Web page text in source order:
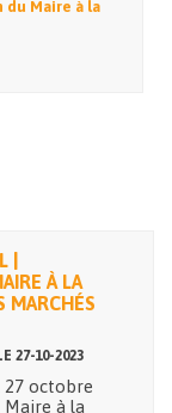
Maire à la
|
À LA
MARCHÉS
27-10-2023
octobre
Maire à la